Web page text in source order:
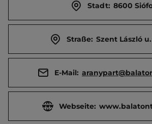
Stadt: 8600
Straße: Szent László u.
E-Mail:
Webseite: